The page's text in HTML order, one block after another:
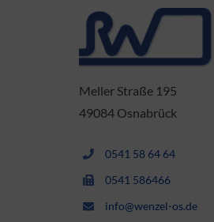
Meller Straße 195
49084 Osnabrück
0541 58 64 64
0541 586466
info@wenzel-os.de